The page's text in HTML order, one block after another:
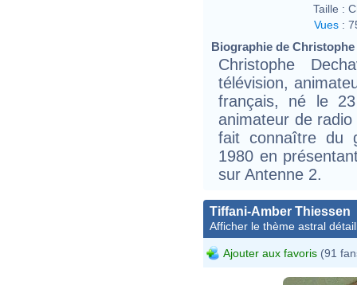
Taille :
Vues :
Biographie de
Christophe
télévision,
français, né le
animateur de
fait connaître du
1980 en
sur Antenne 2.
Tiffani-Amber Thiessen
Afficher le thème astral
Ajouter aux favoris (91